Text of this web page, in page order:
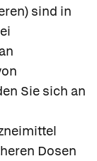
sind in
Sie sich an
Dosen